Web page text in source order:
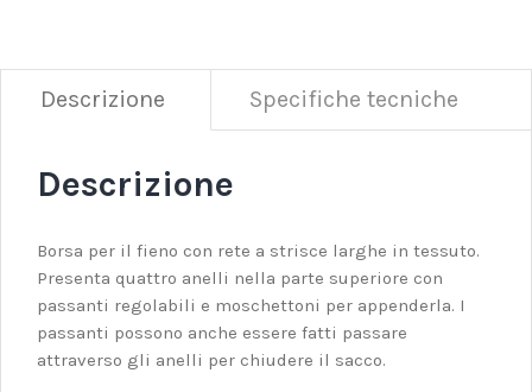
Descrizione Specifiche tecniche
Descrizione
Borsa per il fieno con rete a strisce larghe in tessuto.
Presenta quattro anelli nella parte superiore con
passanti regolabili e moschettoni per appenderla. I
passanti possono anche essere fatti passare
attraverso gli anelli per chiudere il sacco.